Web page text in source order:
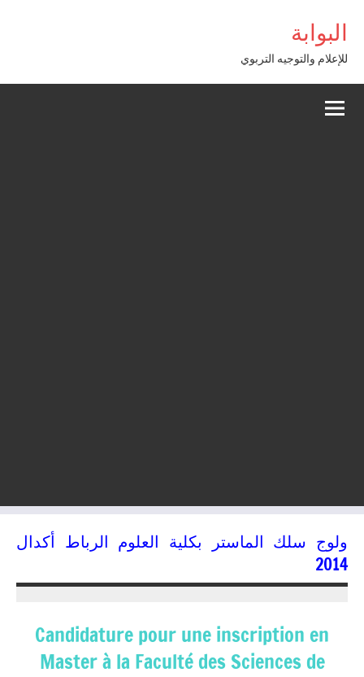
contenu
البوابة
للإعلام والتوجيه التربوي
ولوج سلك الماستر بكلية العلوم الرباط أكدال
2014
Candidature pour une inscription en
Master à la Faculté des Sciences de